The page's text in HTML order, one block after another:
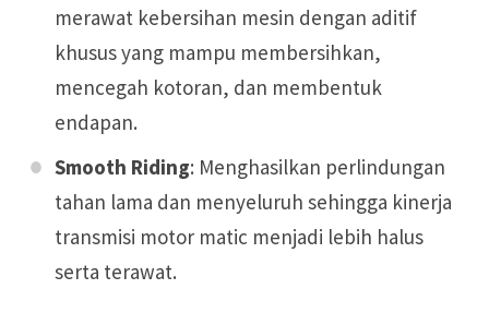
merawat kebersihan mesin dengan aditif
khusus yang mampu membersihkan,
mencegah kotoran, dan membentuk
endapan.
Smooth Riding: Menghasilkan perlindungan
tahan lama dan menyeluruh sehingga kinerja
transmisi motor matic menjadi lebih halus
serta terawat.